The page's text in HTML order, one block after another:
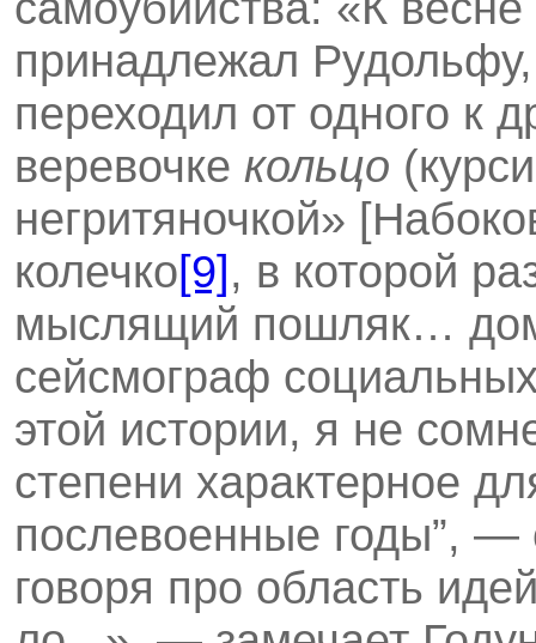
принадлежал
переходил от одного к
веревочке кольцо
негритяночкой»
колечко[9], в которой
мыслящий пошляк…
сейсмограф
этой истории, я не
степени характерное
послевоенные годы”, —
говоря про область